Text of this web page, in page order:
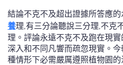
結論不克不及超出證據所答應
養理,有三分論聽說三分理,不克
理。評論永遠不克不及跑在現
深入和不同凡響而疏忽現實。
種情形下必需嚴厲遵照植物園